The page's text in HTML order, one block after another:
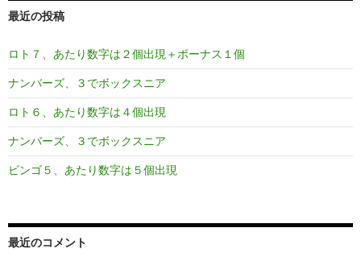
最近の投稿
ロト７、あたり数字は２個出現＋ボーナス１個
ナンバーズ、３でボックスニア
ロト６、あたり数字は４個出現
ナンバーズ、３でボックスニア
ビンゴ５、あたり数字は５個出現
最近のコメント